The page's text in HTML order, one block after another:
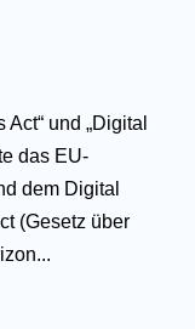
und „Digital
das EU-
dem Digital
(Gesetz über